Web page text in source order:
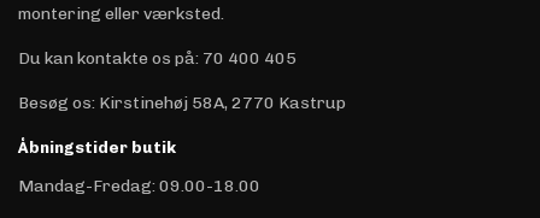
montering eller værksted.
Du kan kontakte os på: 70 400 405
Besøg os: Kirstinehøj 58A, 2770 Kastrup
Åbningstider butik
Mandag-Fredag: 09.00-18.00